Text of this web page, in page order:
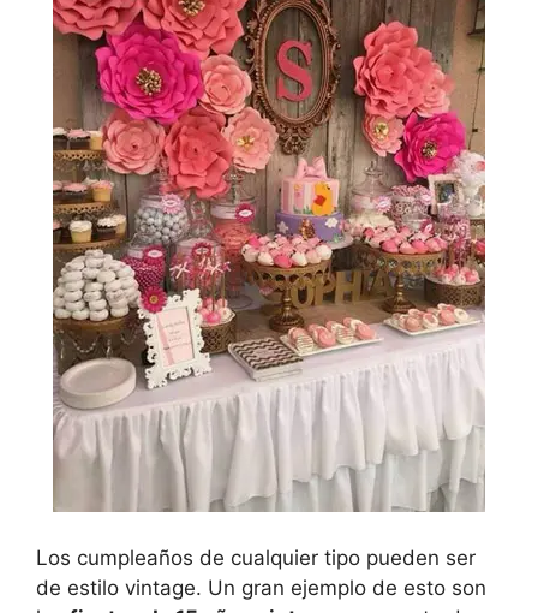
Los cumpleaños de cualquier tipo pueden ser
de estilo vintage. Un gran ejemplo de esto son